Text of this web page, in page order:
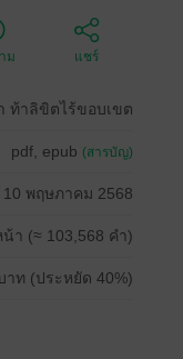
ม แชร์
ท้าลิขิตไร้ขอบเขต
pdf, epub (สารบัญ)
10 พฤษภาคม 2568
า (≈ 103,568 คำ)
าท (ประหยัด 40%)